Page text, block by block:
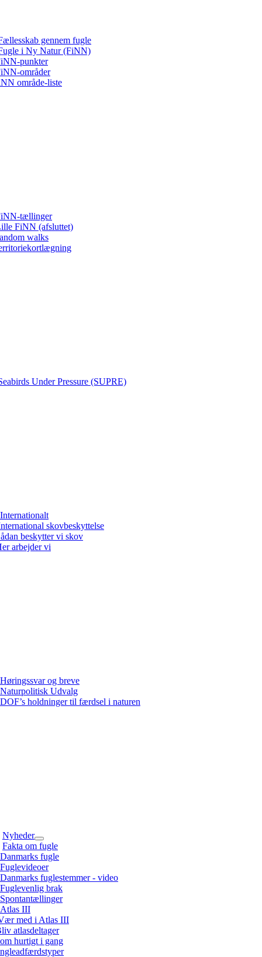
gennem fugle
i Ny Natur (FiNN)
punkter
områder
område-liste
tællinger
FiNN (afsluttet)
walks
Under Pressure (SUPRE)
Internationalt
skovbeskyttelse
beskytter vi skov
arbejder vi
Høringssvar og breve
Naturpolitisk Udvalg
DOF’s holdninger til færdsel i naturen
Nyheder
Fakta om fugle
Danmarks fugle
Fuglevideoer
Danmarks fuglestemmer - video
Fuglevenlig brak
Spontantællinger
Atlas III
med i Atlas III
atlasdeltager
hurtigt i gang